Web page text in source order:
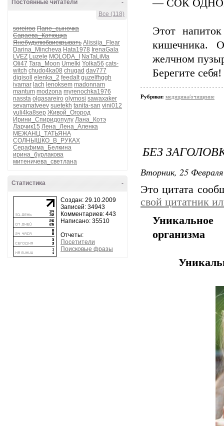
-
Постоянные читатели
Все (118)
soreiroo Папе_сыночка
Сараева_Катющка
Янебудулюбвискрывать Alissija_Flear
Darina_Mincheva Hata1978 IrenaGala
LVEZ Luzele MOLODA_I
NaTaLiMa
Oli47 Tara_Moon Umelki Yolka56 cats-
witch chudo4ka08 chugad dav777
digisoll
elenka_2 feedalt guzelfhggh
ivamar lach lenoksem madonnam
mantum modzona myrenochka1976
nassta olgasareiro olymosi sawaxaker
sevamatveev suetekh tanita-san vini012
yuli4ka8sep Живой_Огород
Ирини_Спиридопулу Лана_Котэ
Ларчик15 Лена_Лена_Аленка
МЕЖАНЦ_ТАТЬЯНА
СОЛНЫШКО_В_РУКАХ
Серафима_Белкина
ирина_бурлакова
митеничева_светлана
-
Статистика
Создан: 29.10.2009
Записей: 34943
Комментариев: 443
Написано: 35510
Отчеты:
Посетители
Поисковые фразы
— СОК
Этот
кишечника.
желчном
Берегите себя!
Рубрики: медицина/очищение
БЕЗ
Вторник, 25
Это цитата
свой цитатник
организма